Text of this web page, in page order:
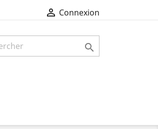
 Connexion
